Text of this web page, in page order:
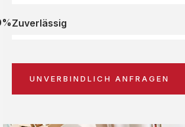
Zuverlässig
UNVERBINDLICH ANFRAGEN